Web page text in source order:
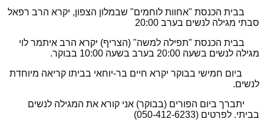
בבית הכנסת "אחוות לוחמים" שבמלון הצפון, יקרא הרב רפאל
סבתי מגילה לנשים בערב 20:00
בבית הכנסת "תפילה למשה" (הצריף) יקרא הרב איתמר לוי
מגילה לנשים בשעה 20:00 בערב בשעה 10:00 בבוקר.
ביום חמישי בבוקר יקרא חיים בר-יוחאי בביתו קריאה מיוחדת
לנשים.
יתברך ביום הפורים (בבוקר) אני קורא את המגילה לנשים
בביתי. לפרטים (050-412-6233)